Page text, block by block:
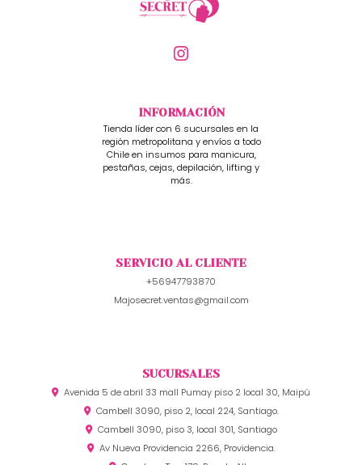
INFORMACIÓN
Tienda líder con 6 sucursales en la
región metropolitana y envíos a todo
Chile en insumos para manicura,
pestañas, cejas, depilación, lifting y
más.
SERVICIO AL CLIENTE
+56947793870
Majosecret.ventas@gmail.com
SUCURSALES
Avenida 5 de abril 33 mall Pumay piso 2 local 30, Maipú
Cambell 3090, piso 2, local 224, Santiago.
Cambell 3090, piso 3, local 301, Santiago
Av Nueva Providencia 2266, Providencia.